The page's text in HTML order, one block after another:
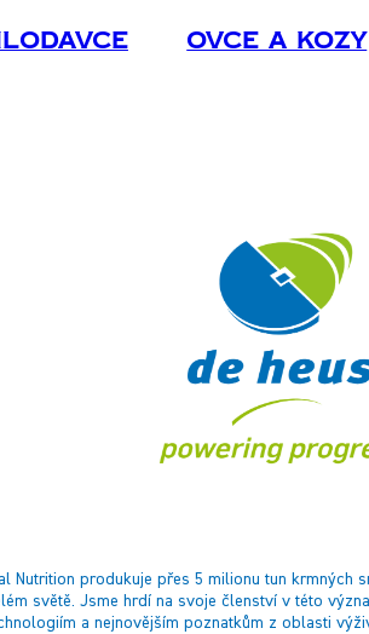
Ovce A Kozy
Nutrition produkuje přes 5 milionu tun krmných
světě. Jsme hrdí na svoje členství v této
a nejnovějším poznatkům z oblasti